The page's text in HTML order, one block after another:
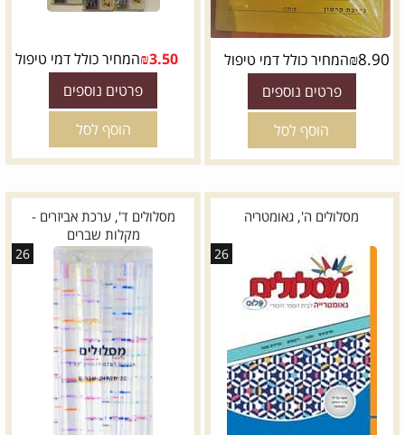
₪8.90 המחיר כולל דמי טיפול
פרטים נוספים
הוסף לסל
₪3.50 המחיר כולל דמי טיפול
פרטים נוספים
הוסף לסל
מסלולים ה', גאומטריה
26
מסלולים ד', ערכת אביזרים -
מקלות שברים
26